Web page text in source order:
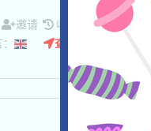
邀请
收录时间: 2026/07/
查阅详情